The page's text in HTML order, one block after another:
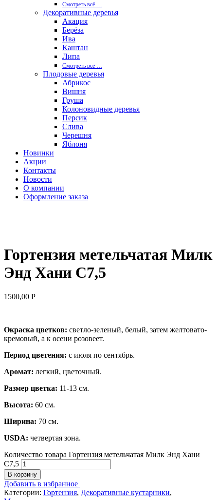
Смотреть вcё …
Декоративные деревья
Акация
Берёза
Ива
Каштан
Липа
Смотреть вcё …
Плодовые деревья
Абрикос
Вишня
Груша
Колоновидные деревья
Персик
Слива
Черешня
Яблоня
Новинки
Акции
Контакты
Новости
О компании
Оформление заказа
Гортензия метельчатая Милк
Энд Хани С7,5
1500,00 Р
Окраска цветков: светло-зеленый, белый, затем желтовато-
кремовый, а к осени розовеет.
Период цветения: с июля по сентябрь.
Аромат: легкий, цветочный.
Размер цветка: 11-13 см.
Высота: 60 см.
Ширина: 70 см.
USDA: четвертая зона.
Количество товара Гортензия метельчатая Милк Энд Хани
С7,5
В корзину
Добавить в избранное
Категории: Гортензия, Декоративные кустарники,